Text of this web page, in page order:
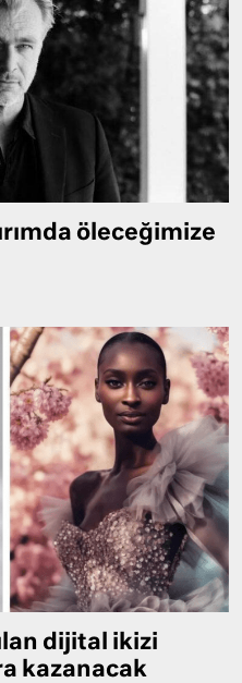
öleceğimize
dijital ikizi
kazanacak